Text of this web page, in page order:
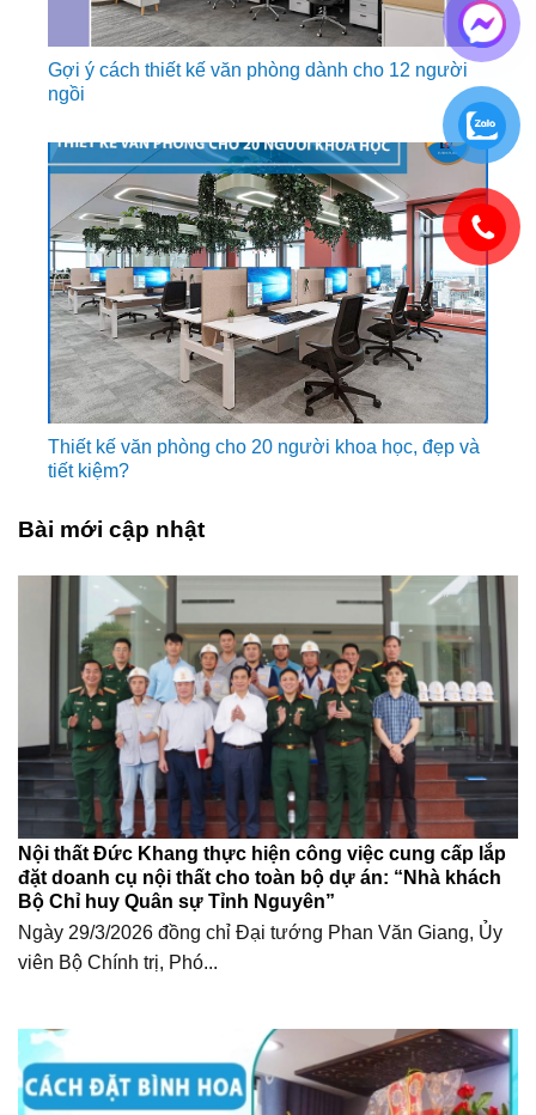
Gợi ý cách thiết kế văn phòng dành cho 12 người
ngồi
Thiết kế văn phòng cho 20 người khoa học, đẹp và
tiết kiệm?
Bài mới cập nhật
Nội thất Đức Khang thực hiện công việc cung cấp lắp
đặt doanh cụ nội thất cho toàn bộ dự án: “Nhà khách
Bộ Chỉ huy Quân sự Tỉnh Nguyên”
Ngày 29/3/2026 đồng chỉ Đại tướng Phan Văn Giang, Ủy
viên Bộ Chính trị, Phó...